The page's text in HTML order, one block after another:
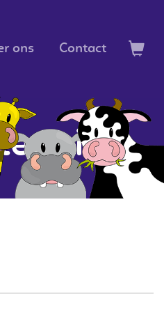
ons Contact
ruit